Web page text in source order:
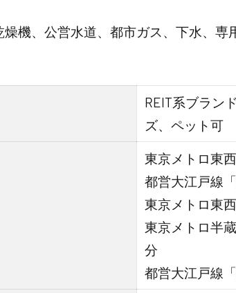
機、公営水道、都市ガス、下水、専
REIT系ブラン
ズ、ペット可
東京メトロ東
都営大江戸線
東京メトロ東
東京メトロ半
分
都営大江戸線